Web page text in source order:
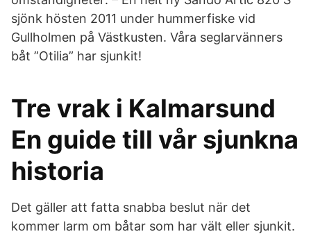
sjönk hösten 2011 under hummerfiske vid
Gullholmen på Västkusten. Våra seglarvänners
båt ”Otilia” har sjunkit!
Tre vrak i Kalmarsund
En guide till vår sjunkna
historia
Det gäller att fatta snabba beslut när det
kommer larm om båtar som har vält eller sjunkit.